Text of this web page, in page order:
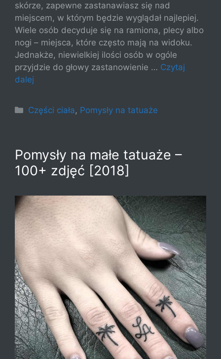
skórze, zapewne zastanawiasz się nad
miejscem, w którym będzie wyglądał najlepiej.
Wiele osób decyduje się na ramiona, plecy albo
nogi – miejsca, które często mają na widoku.
Jednakże, niewielkiej ilości osób w ogóle
przyjdzie do głowy zastanowienie … Czytaj
dalej
Kategorie
Części ciała, Pomysły na tatuaże
Pomysły na małe tatuaże –
100+ zdjęć [2018]